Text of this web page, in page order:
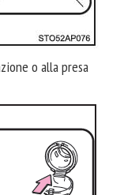
o alla presa